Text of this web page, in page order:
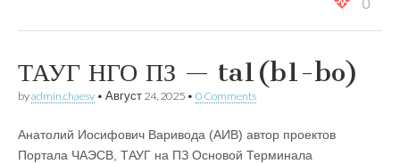
0
ТАУГ НГО ПЗ — ta1(b1-bo)
byadmin.chaesv • Август 24, 2025 • 0 Comments
Анатолий Иосифович Варивода (АИВ) автор проектов
Портала ЧАЭСВ, ТАУГ на ПЗ Основой Терминала